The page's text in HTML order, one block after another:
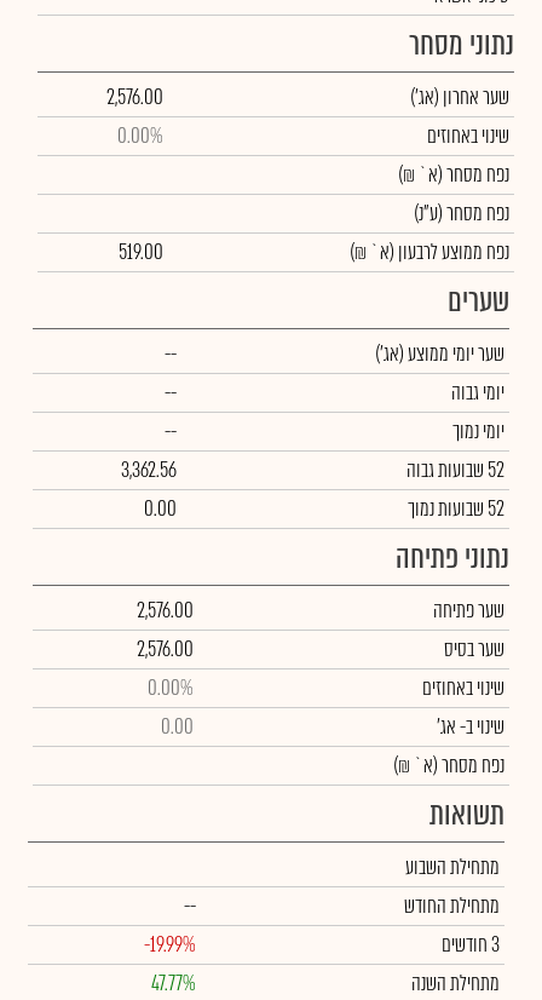
נתוני מסחר
שער אחרון (אג')
2,576.00
שינוי באחוזים
0.00%
נפח מסחר(א` ₪)
נפח מסחר(ע"נ)
נפח ממוצע לרבעון (א` ₪)
519.00
שערים
שער יומי ממוצע(אג')
--
יומי גבוה
--
יומי נמוך
--
52 שבועות גבוה
3,362.56
52 שבועות נמוך
0.00
נתוני פתיחה
שער פתיחה
2,576.00
שער בסיס
2,576.00
שינוי באחוזים
0.00%
שינויב- אג'
0.00
נפח מסחר(א` ₪)
תשואות
מתחילת השבוע
מתחילת החודש
--
3 חודשים
-19.99%
מתחילת השנה
47.77%